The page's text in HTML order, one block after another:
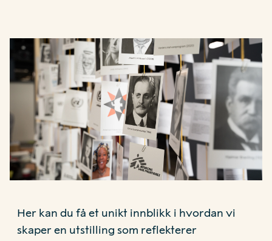
Her kan du få et unikt innblikk i hvordan vi
skaper en utstilling som reflekterer